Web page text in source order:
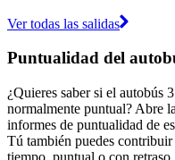
Ver todas las salidas
Puntualidad del
¿Quieres saber si el autobús
normalmente puntual? Abre la
informes de puntualidad de
Tú también puedes
tiempo, puntual o con